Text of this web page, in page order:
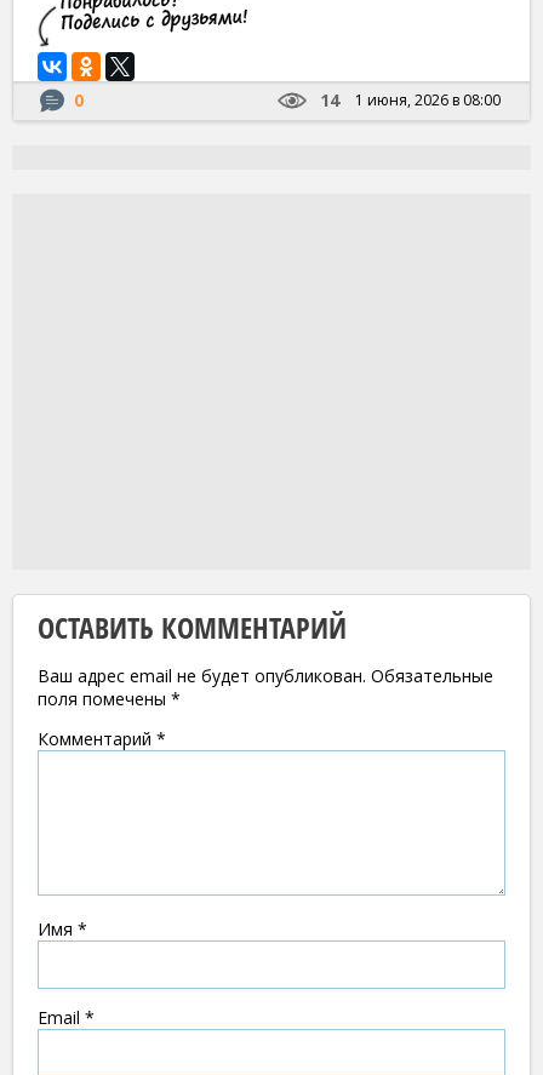
0 14 1 июня, 2026 в 08:00
ОСТАВИТЬ КОММЕНТАРИЙ
Ваш адрес email не будет опубликован. Обязательные
поля помечены *
Комментарий *
Имя *
Email *